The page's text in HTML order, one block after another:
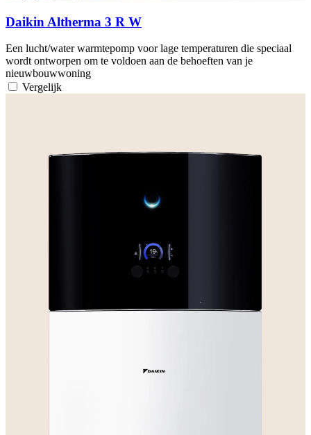
Daikin Altherma 3 R W
Een lucht/water warmtepomp voor lage temperaturen die speciaal
wordt ontworpen om te voldoen aan de behoeften van je
nieuwbouwwoning
Vergelijk